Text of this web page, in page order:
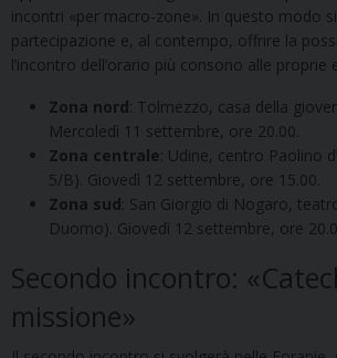
incontri «per macro-zone». In questo modo
partecipazione e, al contempo, offrire la
l’incontro dell’orario più consono alle proprie
Zona nord : Tolmezzo, casa della
Mercoledì 11 settembre, ore 20.00.
Zona centrale : Udine, centro Paolino
5/B). Giovedì 12 settembre, ore 15.00.
Zona sud : San Giorgio di Nogaro,
Duomo). Giovedì 12 settembre, ore
Secondo incontro:
missione»